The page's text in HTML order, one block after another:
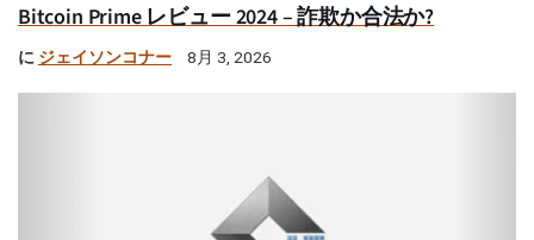
Bitcoin Prime レビュー 2024 – 詐欺か合法か?
に ジェイソンコナー 8月 3, 2026